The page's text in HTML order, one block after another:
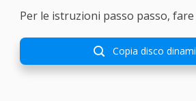
Per le istruzioni passo passo,
 Copia disco